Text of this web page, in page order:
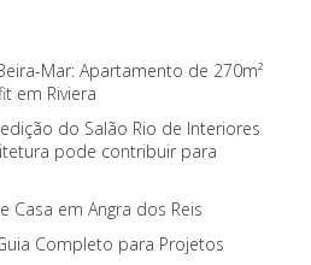
Mar: Apartamento de 270m²
em Riviera
do Salão Rio de Interiores
pode contribuir para
Casa em Angra dos Reis
Completo para Projetos